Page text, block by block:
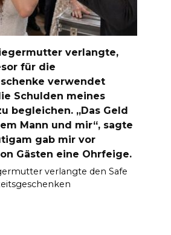
verlangte,
für die
verwendet
Schulden meines
begleichen. „Das Geld
Mann und mir“, sagte
gab mir vor
Gästen eine Ohrfeige.
verlangte den Safe